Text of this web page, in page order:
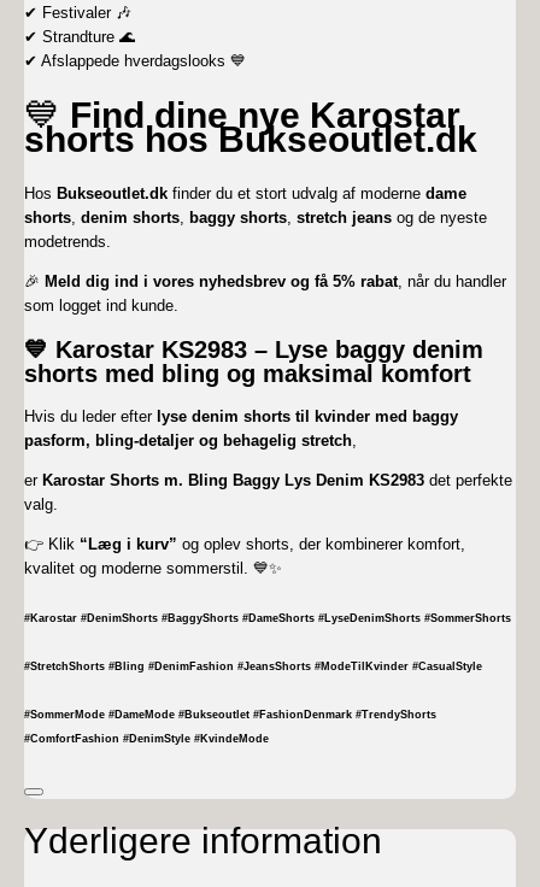
✔ Festivaler 🎶
✔ Strandture 🌊
✔ Afslappede hverdagslooks 💙
💙 Find dine nye Karostar
shorts hos Bukseoutlet.dk
Hos Bukseoutlet.dk finder du et stort udvalg af moderne dame
shorts denim shorts baggy shorts stretch jeans og de nyeste
modetrends.
🎉 Meld dig ind i vores nyhedsbrev og få 5% rabat , når du handler
som logget ind kunde.
💙 Karostar KS2983 – Lyse baggy denim
shorts med bling og maksimal komfort
Hvis du leder efter lyse denim shorts til kvinder med baggy
pasform, bling-detaljer og behagelig stretch,
er Karostar Shorts m. Bling Baggy Lys Denim KS2983 det perfekte
valg.
👉 Klik “Læg i kurv” og oplev shorts, der kombinerer komfort,
kvalitet og moderne sommerstil. 💙✨
#Karostar #DenimShorts #BaggyShorts #DameShorts #LyseDenimShorts #SommerShorts
#StretchShorts #Bling #DenimFashion #JeansShorts #ModeTilKvinder #CasualStyle
#SommerMode #DameMode #Bukseoutlet #FashionDenmark #TrendyShorts
#ComfortFashion #DenimStyle #KvindeMode
Yderligere information